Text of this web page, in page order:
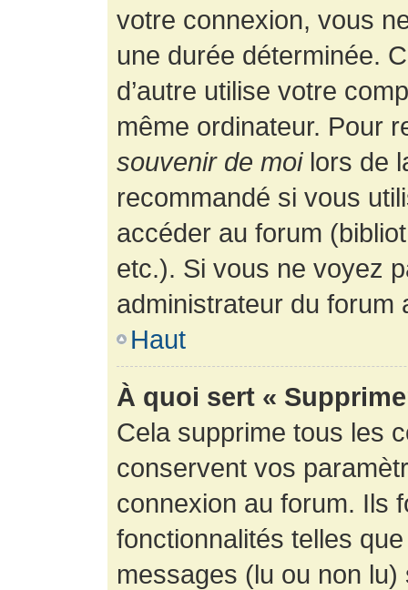
votre connexion, vous
une durée déterminée.
d’autre utilise votre
même ordinateur. Pour
souvenir de moilors de
recommandé si vous
accéder au forum
etc.). Si vous ne voyez
administrateur du forum
Haut
À quoi sert «
Cela supprime tous les
conservent vos
connexion au forum. Ils
fonctionnalités telles
messages (lu ou non